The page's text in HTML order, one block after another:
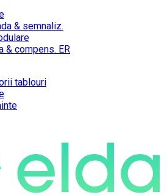
& semnaliz.
& compens. ER
tablouri